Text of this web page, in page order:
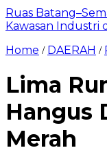
Ruas
Kawasan Industri
Home / DAERAH /
Lima
Hangus
Merah